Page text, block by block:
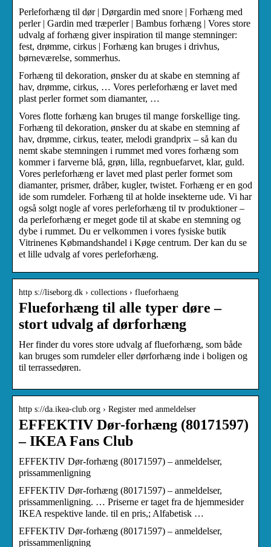
Perleforhæng til dør | Dørgardin med snore | Forhæng med
perler | Gardin med træperler | Bambus forhæng | Vores store
udvalg af forhæng giver inspiration til mange stemninger:
fest, drømme, cirkus | Forhæng kan bruges i drivhus,
børneværelse, sommerhus.
Forhæng til dekoration, ønsker du at skabe en stemning af
hav, drømme, cirkus, … Vores perleforhæng er lavet med
plast perler formet som diamanter, …
Vores flotte forhæng kan bruges til mange forskellige ting.
Forhæng til dekoration, ønsker du at skabe en stemning af
hav, drømme, cirkus, teater, melodi grandprix – så kan du
nemt skabe stemningen i rummet med vores forhæng som
kommer i farverne blå, grøn, lilla, regnbuefarvet, klar, guld.
Vores perleforhæng er lavet med plast perler formet som
diamanter, prismer, dråber, kugler, twistet. Forhæng er en god
ide som rumdeler. Forhæng til at holde insekterne ude. Vi har
også solgt nogle af vores perleforhæng til tv produktioner –
da perleforhæng er meget gode til at skabe en stemning og
dybe i rummet. Du er velkommen i vores fysiske butik
Vitrinenes Købmandshandel i Køge centrum. Der kan du se
et lille udvalg af vores perleforhæng.
http s://liseborg.dk › collections › flueforhaeng
Flueforhæng til alle typer døre –
stort udvalg af dørforhæng
Her finder du vores store udvalg af flueforhæng, som både
kan bruges som rumdeler eller dørforhæng inde i boligen og
til terrassedøren.
http s://da.ikea-club.org › Register med anmeldelser
EFFEKTIV Dør-forhæng (80171597)
– IKEA Fans Club
EFFEKTIV Dør-forhæng (80171597) – anmeldelser,
prissammenligning
EFFEKTIV Dør-forhæng (80171597) – anmeldelser,
prissammenligning. … Priserne er taget fra de hjemmesider
IKEA respektive lande. til en pris,; Alfabetisk …
EFFEKTIV Dør-forhæng (80171597) – anmeldelser,
prissammenligning